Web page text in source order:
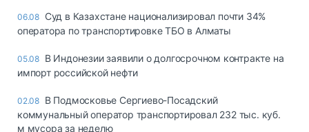
06.08 Суд в Казахстане национализировал почти 34%
оператора по транспортировке ТБО в Алматы
05.08 В Индонезии заявили о долгосрочном контракте на
импорт российской нефти
02.08 В Подмосковье Сергиево-Посадский
коммунальный оператор транспортировал 232 тыс. куб.
м мусора за неделю